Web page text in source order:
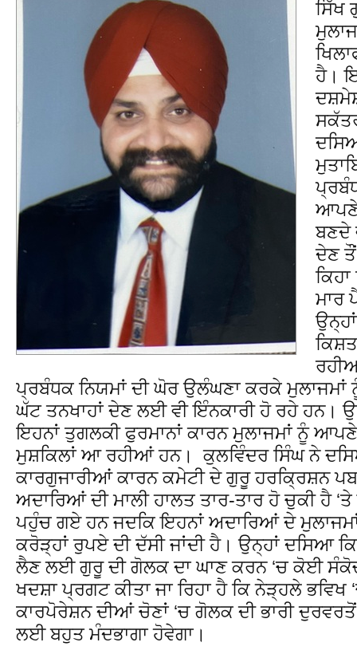
ਸਿੱਖ
ਹੈ।
ਆਪਣੇ
ਬਣਦੇ
ਦੇਣ ਤੌਂ
ਮਾਰ
ਪ੍ਰਬੰਧਕ ਨਿਯਮਾਂ ਦੀ ਘੋਰ ਉਲੰਘਣਾ ਕਰਕੇ ਮੁਲਾਜਮਾਂ
ਘੱਟ ਤਨਖਾਹਾਂ ਦੇਣ ਲਈ ਵੀ ਇੰਨਕਾਰੀ ਹੋ ਰਹੇ ਹਨ।
ਇਹਨਾਂ ਤੁਗਲਕੀ ਫੁਰਮਾਨਾਂ ਕਾਰਨ ਮੁਲਾਜਮਾਂ ਨੂੰ ਆਪਣੇ
ਮੁਸ਼ਕਿਲਾਂ ਆ ਰਹੀਆਂ ਹਨ। ਕੁਲਵਿੰਦਰ ਸਿੰਘ ਨੇ
ਕਾਰਗੁਜਾਰੀਆਂ ਕਾਰਨ ਕਮੇਟੀ ਦੇ ਗੁਰੂ ਹਰਕ੍ਰਿਸ਼ਨ
ਅਦਾਰਿਆਂ ਦੀ ਮਾਲੀ ਹਾਲਤ ਤਾਰ-ਤਾਰ ਹੋ ਚੁਕੀ ਹੈ
ਪਹੁੰਚ ਗਏ ਹਨ ਜਦਕਿ ਇਹਨਾਂ ਅਦਾਰਿਆਂ ਦੇ
ਕਰੋੜ੍ਹਾਂ ਰੁਪਏ ਦੀ ਦੱਸੀ ਜਾਂਦੀ ਹੈ। ਉਨ੍ਹਾਂ ਦਸਿਆ
ਲੈਣ ਲਈ ਗੁਰੂ ਦੀ ਗੋਲਕ ਦਾ ਘਾਣ ਕਰਨ ‘ਚ ਕੋਈ
ਖਦਸ਼ਾ ਪ੍ਰਗਟ ਕੀਤਾ ਜਾ ਰਿਹਾ ਹੈ ਕਿ ਨੇੜ੍ਹਲੇ ਭਵਿਖ
ਕਾਰਪੋਰੇਸ਼ਨ ਦੀਆਂ ਚੋਣਾਂ ‘ਚ ਗੋਲਕ ਦੀ ਭਾਰੀ
ਲਈ ਬਹੁਤ ਮੰਦਭਾਗਾ ਹੋਵੇਗਾ।